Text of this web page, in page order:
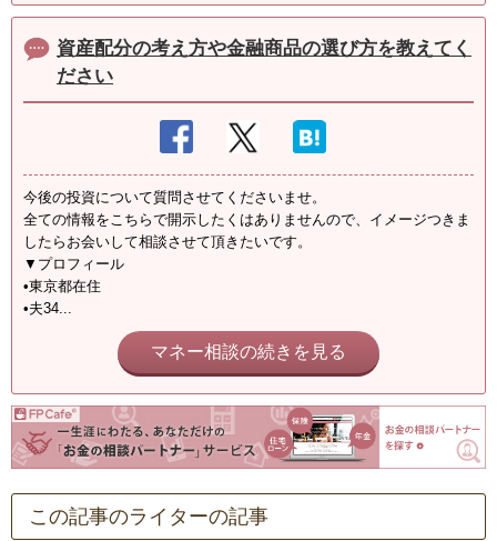
資産配分の考え方や金融商品の選び方を教えてく
ださい
今後の投資について質問させてくださいませ。
全ての情報をこちらで開示したくはありませんので、イメージつきま
したらお会いして相談させて頂きたいです。
▼プロフィール
•東京都在住
•夫34...
マネー相談の続きを見る
この記事のライターの記事